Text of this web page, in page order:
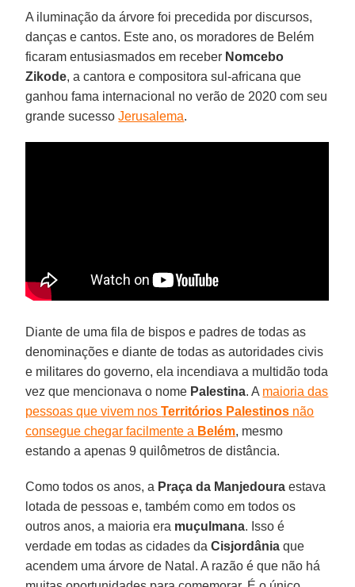
A iluminação da árvore foi precedida por discursos,
danças e cantos. Este ano, os moradores de Belém
ficaram entusiasmados em receber Nomcebo
Zikode, a cantora e compositora sul-africana que
ganhou fama internacional no verão de 2020 com seu
grande sucessoJerusalema.
Diante de uma fila de bispos e padres de todas as
denominações e diante de todas as autoridades civis
e militares do governo, ela incendiava a multidão toda
vez que mencionava o nome Palestina. A maioria das
pessoas que vivem nosTerritórios Palestinos não
consegue chegar facilmente a Belém, mesmo
estando a apenas 9 quilômetros de distância.
Como todos os anos, a Praça da Manjedoura estava
lotada de pessoas e, também como em todos os
outros anos, a maioria era muçulmana. Isso é
verdade em todas as cidades daCisjordânia que
acendem uma árvore de Natal. A razão é que não há